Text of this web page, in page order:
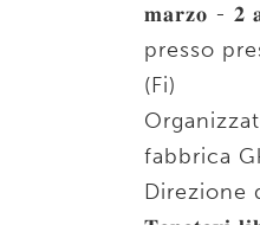
𝐦𝐚𝐫𝐳𝐨 - 𝟐
presso
(Fi)
fabbrica
Direzione